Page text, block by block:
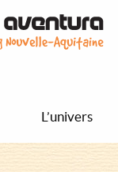
L’univers